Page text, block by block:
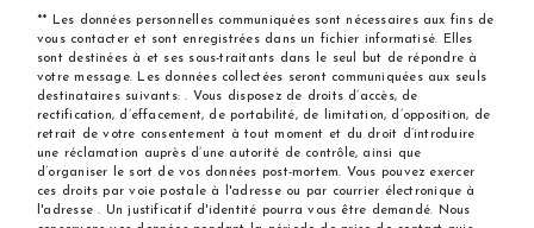
** Les données personnelles communiquées sont nécessaires aux fins de
vous contacter et sont enregistrées dans un fichier informatisé. Elles
sont destinées à et ses sous-traitants dans le seul but de répondre à
votre message. Les données collectées seront communiquées aux seuls
destinataires suivants: . Vous disposez de droits d’accès, de
rectification, d’effacement, de portabilité, de limitation, d’opposition, de
retrait de votre consentement à tout moment et du droit d’introduire
une réclamation auprès d’une autorité de contrôle, ainsi que
d’organiser le sort de vos données post-mortem. Vous pouvez exercer
ces droits par voie postale à l'adresse ou par courrier électronique à
l'adresse . Un justificatif d'identité pourra vous être demandé. Nous